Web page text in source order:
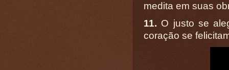
medita em suas
11. O justo se
coração se